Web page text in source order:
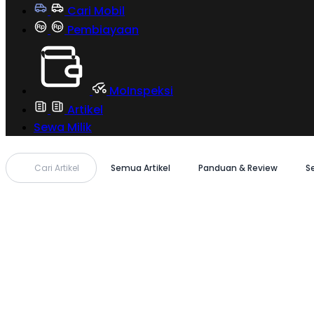
Cari Mobil
Pembiayaan
MoInspeksi
Artikel
Sewa Milik
Cari Artikel Semua Artikel Panduan & Review